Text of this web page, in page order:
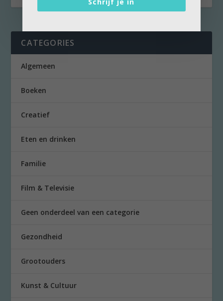
CATEGORIES
Algemeen
Boeken
Creatief
Eten en drinken
Familie
Film & Televisie
Geen onderdeel van een categorie
Gezondheid
Grootouders
Kunst & Cultuur